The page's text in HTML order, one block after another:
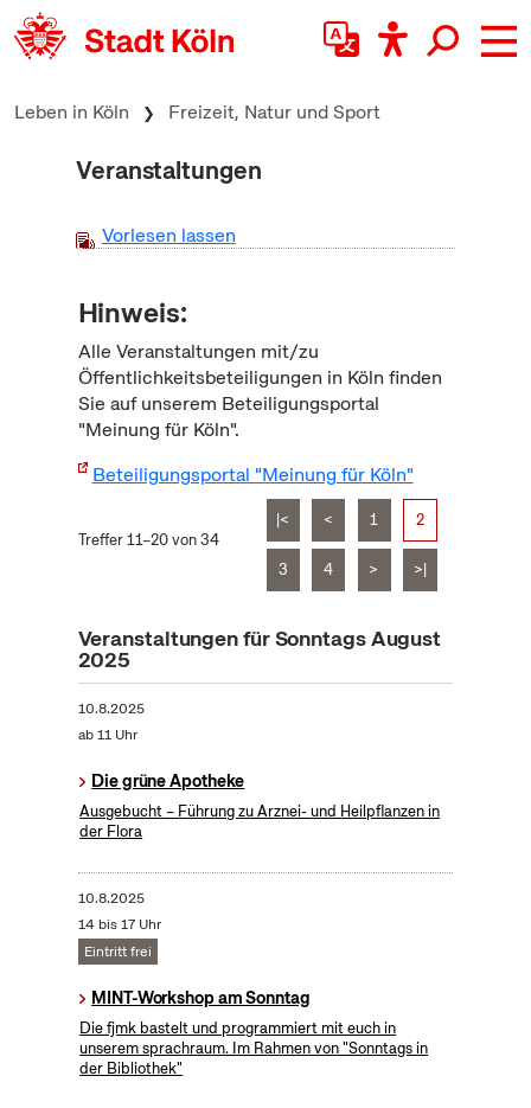
zum Inhalt springen
Leben in Köln Freizeit, Natur und Sport
Veranstaltungen
Vorlesen lassen
Hinweis:
Alle Veranstaltungen mit/zu
Öffentlichkeitsbeteiligungen in Köln finden
Sie auf unserem Beteiligungsportal
"Meinung für Köln".
Beteiligungsportal "Meinung für Köln"
Treffer 11–20 von 34
|< < 1 2
3 4 > >|
Veranstaltungen für Sonntags August
2025
10.8.2025
ab 11 Uhr
Die grüne Apotheke
Ausgebucht – Führung zu Arznei- und Heilpflanzen in
der Flora
10.8.2025
14 bis 17 Uhr
Eintritt frei
MINT-Workshop am Sonntag
Die fjmk bastelt und programmiert mit euch in
unserem sprachraum. Im Rahmen von "Sonntags in
der Bibliothek"